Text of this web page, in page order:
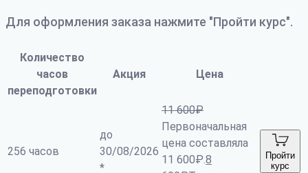
Для оформления заказа нажмите "Пройти курс".
Количество
часов
переподготовки
Акция Цена
256 часов
до
30/08/2026
*
11 600₽
Первоначальная
цена составляла
11 600₽.8
Пройти
курс